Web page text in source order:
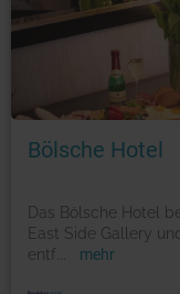
Bölsche Hotel
Das Bölsche Hotel
East Side Gallery
entf
mehr